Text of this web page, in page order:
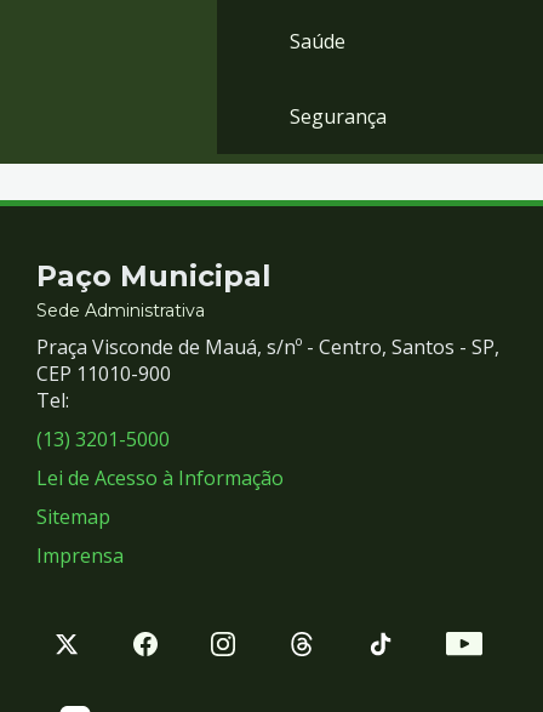
Saúde
Segurança
Contato
e
Redes
Sociais
Paço Municipal
Sede Administrativa
Praça Visconde de Mauá, s/nº - Centro, Santos - SP,
CEP 11010-900
Tel:
(13) 3201-5000
Lei de Acesso à Informação
Sitemap
Imprensa